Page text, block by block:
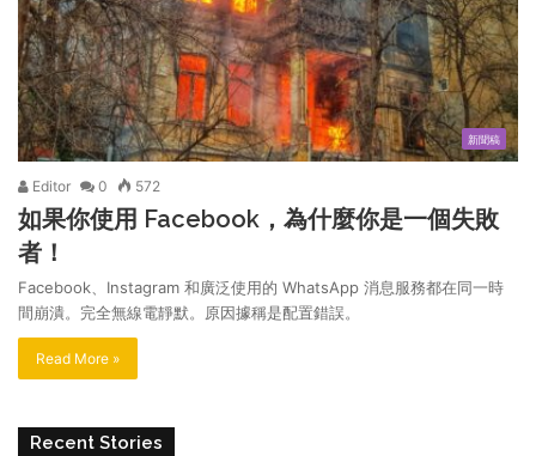
新聞稿
Editor 0 572
如果你使用 Facebook，為什麼你是一個失敗
者！
Facebook、Instagram 和廣泛使用的 WhatsApp 消息服務都在同一時
間崩潰。完全無線電靜默。原因據稱是配置錯誤。
Read More »
Recent Stories